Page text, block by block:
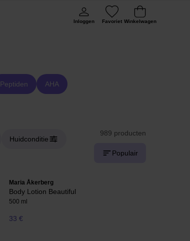
Inloggen Favoriet Winkelwagen
Peptiden AHA
Huidconditie
989 producten
Populair
Maria Åkerberg
Body Lotion Beautiful
500 ml
33 €